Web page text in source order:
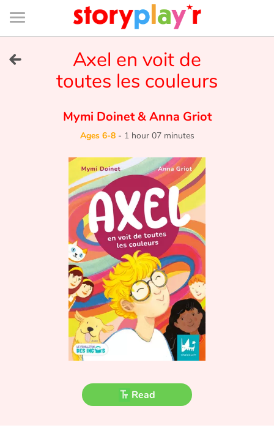
Connexion
Bibliothèque
de
page
Try for free
Tales and classics in french
Fable, myth, literature and poetry
Princesses and princes, kings, queens and dragons
Ogres, monsters and witches
Ecology, nature, seasons
Axel en voit de
toutes les couleurs
Mymi Doinet&Anna Griot
Ages 6-8- 1 hour 07 minutes
Read